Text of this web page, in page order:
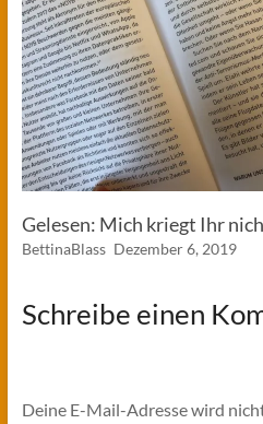
Gelesen: Mich kriegt Ihr
BettinaBlass Dezember 6, 2019
Schreibe einen
Deine E-Mail-Adresse wird